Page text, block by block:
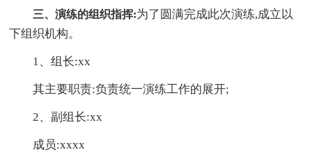
三、演练的组织指挥:为了圆满完成此次演练,成立以
下组织机构。
1、组长:xx
其主要职责:负责统一演练工作的展开;
2、副组长:xx
成员:xxxx